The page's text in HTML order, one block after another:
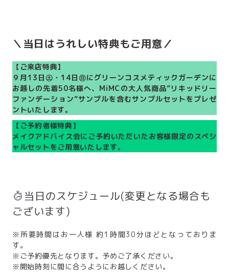
＼当日はうれしい特典もご用意／
【ご来店特典】
９月13日㊏・14日㊐にグリーンコスメティックガーデンに
お越しの先着50名様へ、MiMCの大人気商品”リキッドリー
ファンデーション”サンプルを含むサンプルセットをプレゼ
ントいたします。
【ご予約者様特典】
メイクアドバイス会にご予約いただいたお客様限定のスペシ
ャルセットをご用意いたします。
当日のスケジュール(変更となる場合も
ございます)
※所要時間はお一人様 約1時間30分ほどとなっておりま
す。
※ご予約優先となります。予めご了承ください。
※開始時刻に間に合うようにお越しください。